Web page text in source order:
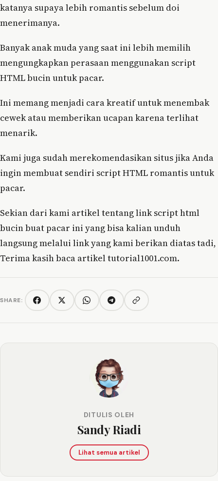
katanya supaya lebih romantis sebelum doi
menerimanya.
Banyak anak muda yang saat ini lebih memilih
mengungkapkan perasaan menggunakan script
HTML bucin untuk pacar.
Ini memang menjadi cara kreatif untuk menembak
cewek atau memberikan ucapan karena terlihat
menarik.
Kami juga sudah merekomendasikan situs jika Anda
ingin membuat sendiri script HTML romantis untuk
pacar.
Sekian dari kami artikel tentang link script html
bucin buat pacar ini yang bisa kalian unduh
langsung melalui link yang kami berikan diatas tadi,
Terima kasih baca artikel tutorial1001.com.
SHARE: FacebookTwitter/XWhatsAppTelegramCopy link
DITULIS OLEH
Sandy Riadi
Lihat semua artikel